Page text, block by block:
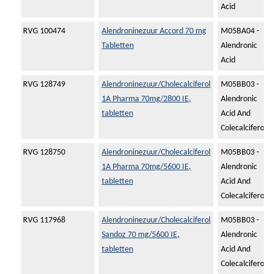
Acid
RVG 100474
Alendroninezuur Accord 70 mg
Tabletten
M05BA04 -
Alendronic
Acid
RVG 128749
Alendroninezuur/Cholecalciferol
1A Pharma 70mg/2800 IE,
tabletten
M05BB03 -
Alendronic
Acid And
Colecalciferol
RVG 128750
Alendroninezuur/Cholecalciferol
1A Pharma 70mg/5600 IE,
tabletten
M05BB03 -
Alendronic
Acid And
Colecalciferol
RVG 117968
Alendroninezuur/Cholecalciferol
Sandoz 70 mg/5600 IE,
tabletten
M05BB03 -
Alendronic
Acid And
Colecalciferol